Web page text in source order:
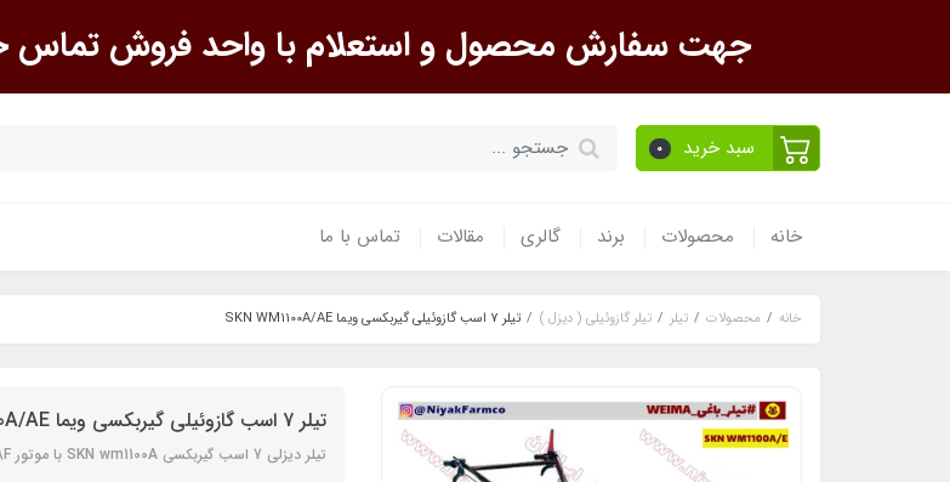
جهت سفارش محصول و استعلام با واحد فروش تماس
سبد خرید 0
خانه محصولات برند گالری مقالات تماس با ما
خانه محصولات تیلر تیلر گازوئیلی ( دیزل ) تیلر 7 اسب گازوئیلی گیربکسی ویما SKN WM1100A/AE
تیلر 7 اسب گازوئیلی گیربکسی ویما SKN WM1100A/AE
تیلر دیزلی 7 اسب گیربکسی SKN wm1100A با موتور WM178F